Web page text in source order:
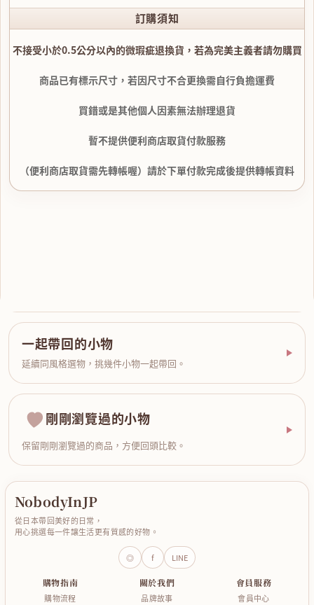
訂購須知
不接受小於0.5公分以內的微瑕疵退換貨，若為完美主義者請勿購買
商品已有標示尺寸，若因尺寸不合更換需自行負擔運費
買錯或是其他個人因素無法辦理退貨
暫不提供便利商店取貨付款服務
（便利商店取貨需先轉帳喔）請於下單付款完成後提供轉帳資料
一起帶回的小物
延續同風格選物，挑幾件小物一起帶回。
剛剛瀏覽過的小物
保留剛剛瀏覽過的商品，方便回頭比較。
NobodyInJP
從日本帶回美好的日常，
用心挑選每一件讓生活更有質感的好物。
◎ f LINE
購物指南
購物流程
關於我們
品牌故事
會員服務
會員中心